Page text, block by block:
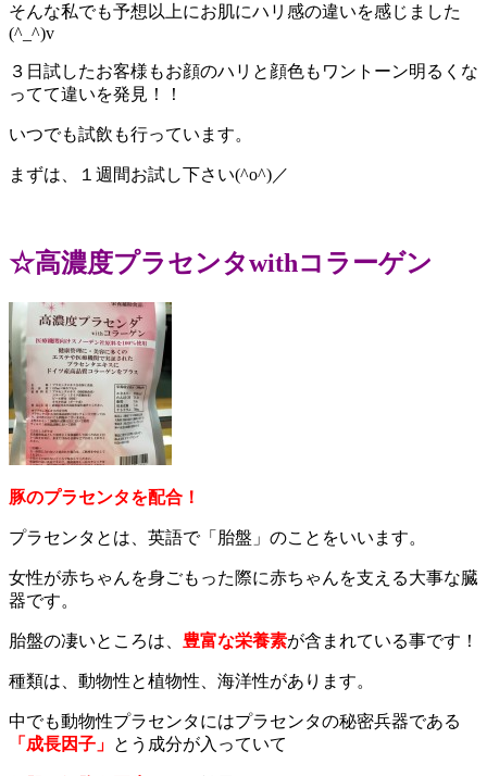
そんな私でも予想以上にお肌にハリ感の違いを感じました
(^_^)v
３日試したお客様もお顔のハリと顔色もワントーン明るくな
ってて違いを発見！！
いつでも試飲も行っています。
まずは、１週間お試し下さい(^o^)／
☆高濃度プラセンタwithコラーゲン
豚のプラセンタを配合！
プラセンタとは、英語で「胎盤」のことをいいます。
女性が赤ちゃんを身ごもった際に赤ちゃんを支える大事な臓
器です。
胎盤の凄いところは、 豊富な栄養素が含まれている事です！
種類は、動物性と植物性、海洋性があります。
中でも動物性プラセンタにはプラセンタの秘密兵器である
「成長因子」 とう成分が入っていて